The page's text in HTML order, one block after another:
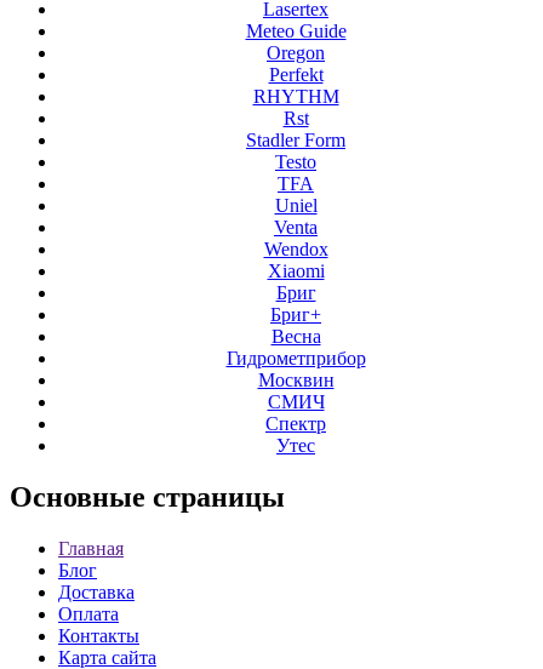
Lasertex
Meteo Guide
Oregon
Perfekt
RHYTHM
Rst
Stadler Form
Testo
TFA
Uniel
Venta
Wendox
Xiaomi
Бриг
Бриг+
Весна
Гидрометприбор
Москвин
СМИЧ
Спектр
Утес
Основные страницы
Главная
Блог
Доставка
Оплата
Контакты
Карта сайта